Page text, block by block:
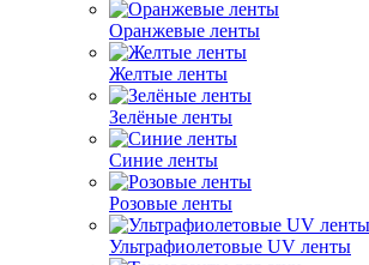
Оранжевые ленты
Желтые ленты
Зелёные ленты
Синие ленты
Розовые ленты
Ультрафиолетовые UV ленты